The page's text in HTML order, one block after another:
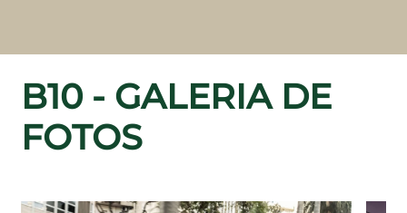
B10 - GALERIA DE
FOTOS